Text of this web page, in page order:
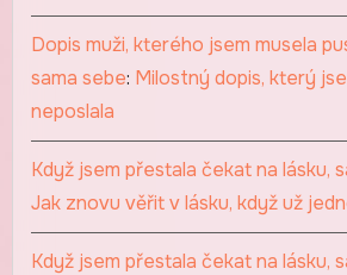
Dopis muži, kterého jsem musela
sama sebe: Milostný dopis, který
neposlala
Když jsem přestala čekat na lásku,
Jak znovu věřit v lásku, když už
Když jsem přestala čekat na lásku,